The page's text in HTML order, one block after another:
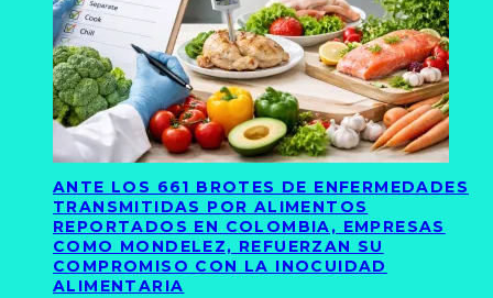
ANTE LOS 661 BROTES DE ENFERMEDADES
TRANSMITIDAS POR ALIMENTOS
REPORTADOS EN COLOMBIA, EMPRESAS
COMO MONDELEZ, REFUERZAN SU
COMPROMISO CON LA INOCUIDAD
ALIMENTARIA